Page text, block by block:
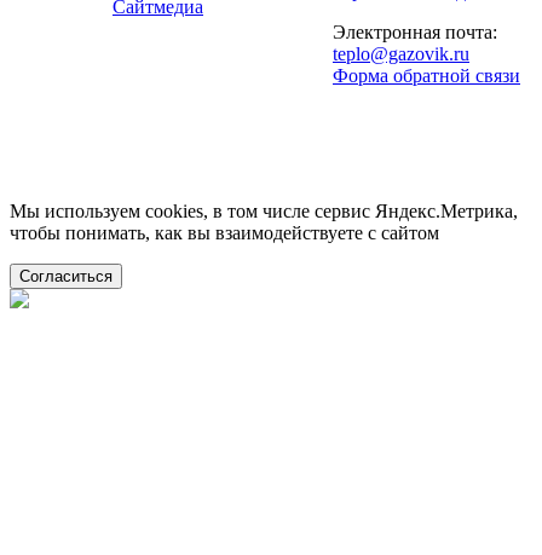
Сайтмедиа
Электронная почта:
teplo@gazovik.ru
Форма обратной связи
Мы используем cookies, в том числе сервис Яндекс.Метрика,
чтобы понимать, как вы взаимодействуете с сайтом
Согласиться